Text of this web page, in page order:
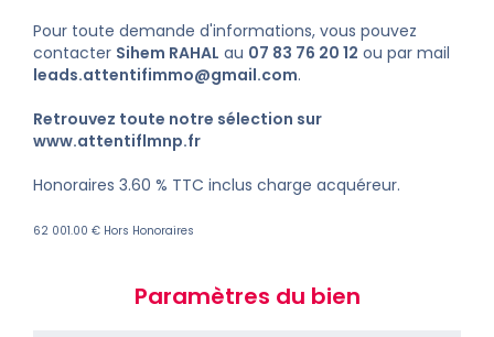
Pour toute demande d'informations, vous pouvez
contacter Sihem RAHAL au 07 83 76 20 12 ou par mail
leads.attentifimmo@gmail.com.
Retrouvez toute notre sélection sur
www.attentiflmnp.fr
Honoraires 3.60 % TTC inclus charge acquéreur.
62 001.00 € Hors Honoraires
Paramètres du bien